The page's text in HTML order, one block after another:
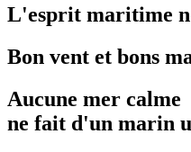
L'esprit maritime
Bon vent et bons
Aucune mer calme
ne fait d'un marin